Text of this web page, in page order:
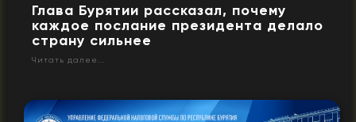
Глава Бурятии рассказал, почему
каждое послание президента делало
страну сильнее
Читать далее...